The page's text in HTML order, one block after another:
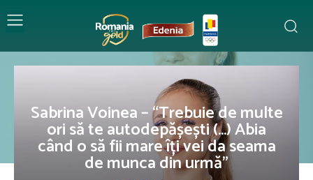
Sabrina Voinea – “Trebuie de multe
ori să te autodepășești (…) Abia
când o să fii mare îți vei da seama
de munca din urmă”